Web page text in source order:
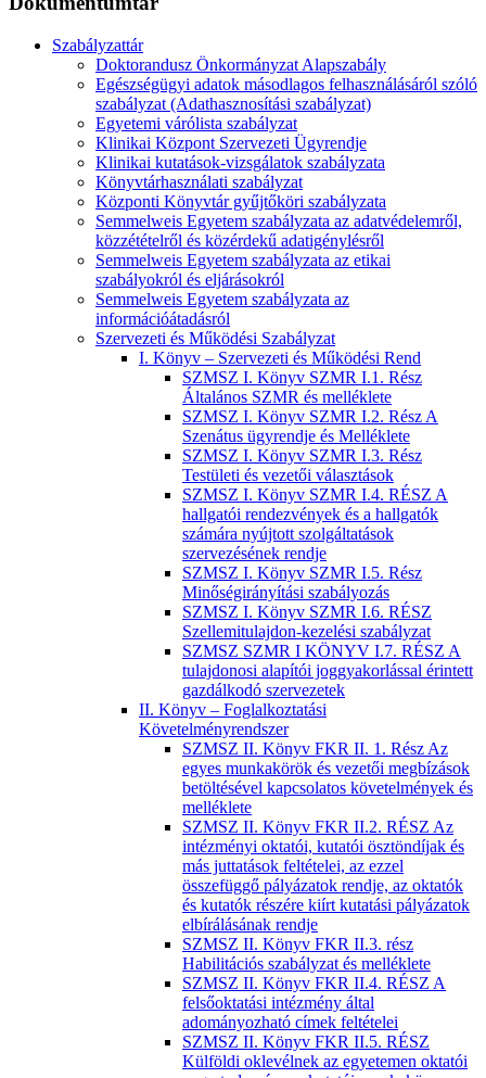
Szabályzattár
Doktorandusz Önkormányzat Alapszabály
Egészségügyi adatok másodlagos felhasználásáról szóló
szabályzat (Adathasznosítási szabályzat)
Egyetemi várólista szabályzat
Klinikai Központ Szervezeti Ügyrendje
Klinikai kutatások-vizsgálatok szabályzata
Könyvtárhasználati szabályzat
Központi Könyvtár gyűjtőköri szabályzata
Semmelweis Egyetem szabályzata az adatvédelemről,
közzétételről és közérdekű adatigénylésről
Semmelweis Egyetem szabályzata az etikai
szabályokról és eljárásokról
Semmelweis Egyetem szabályzata az
információátadásról
Szervezeti és Működési Szabályzat
I. Könyv – Szervezeti és Működési Rend
SZMSZ I. Könyv SZMR I.1. Rész
Általános SZMR és melléklete
SZMSZ I. Könyv SZMR I.2. Rész A
Szenátus ügyrendje és Melléklete
SZMSZ I. Könyv SZMR I.3. Rész
Testületi és vezetői választások
SZMSZ I. Könyv SZMR I.4. RÉSZ A
hallgatói rendezvények és a hallgatók
számára nyújtott szolgáltatások
szervezésének rendje
SZMSZ I. Könyv SZMR I.5. Rész
Minőségirányítási szabályozás
SZMSZ I. Könyv SZMR I.6. RÉSZ
Szellemitulajdon-kezelési szabályzat
SZMSZ SZMR I KÖNYV I.7. RÉSZ A
tulajdonosi alapítói joggyakorlással érintett
gazdálkodó szervezetek
II. Könyv – Foglalkoztatási
Követelményrendszer
SZMSZ II. Könyv FKR II. 1. Rész Az
egyes munkakörök és vezetői megbízások
betöltésével kapcsolatos követelmények és
melléklete
SZMSZ II. Könyv FKR II.2. RÉSZ Az
intézményi oktatói, kutatói ösztöndíjak és
más juttatások feltételei, az ezzel
összefüggő pályázatok rendje, az oktatók
és kutatók részére kiírt kutatási pályázatok
elbírálásának rendje
SZMSZ II. Könyv FKR II.3. rész
Habilitációs szabályzat és melléklete
SZMSZ II. Könyv FKR II.4. RÉSZ A
felsőoktatási intézmény által
adományozható címek feltételei
SZMSZ II. Könyv FKR II.5. RÉSZ
Külföldi oklevélnek az egyetemen oktatói